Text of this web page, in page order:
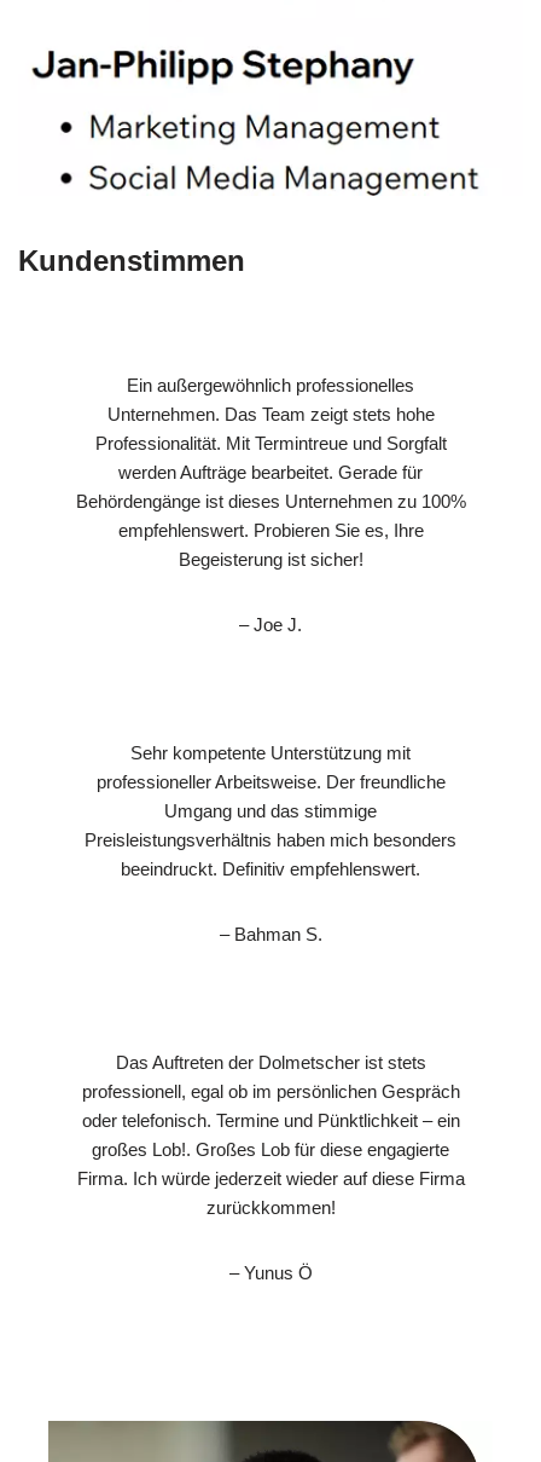
Kundenstimmen
Ein außergewöhnlich professionelles
Unternehmen. Das Team zeigt stets hohe
Professionalität. Mit Termintreue und Sorgfalt
werden Aufträge bearbeitet. Gerade für
Behördengänge ist dieses Unternehmen zu 100%
empfehlenswert. Probieren Sie es, Ihre
Begeisterung ist sicher!
– Joe J.
Sehr kompetente Unterstützung mit
professioneller Arbeitsweise. Der freundliche
Umgang und das stimmige
Preisleistungsverhältnis haben mich besonders
beeindruckt. Definitiv empfehlenswert.
– Bahman S.
Das Auftreten der Dolmetscher ist stets
professionell, egal ob im persönlichen Gespräch
oder telefonisch. Termine und Pünktlichkeit – ein
großes Lob!. Großes Lob für diese engagierte
Firma. Ich würde jederzeit wieder auf diese Firma
zurückkommen!
– Yunus Ö